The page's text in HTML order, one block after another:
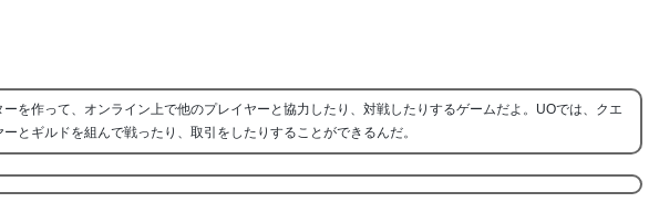
を作って、オンライン上で他のプレイヤーと協力したり、対戦したりするゲームだよ。UOでは、クエ
とギルドを組んで戦ったり、取引をしたりすることができるんだ。